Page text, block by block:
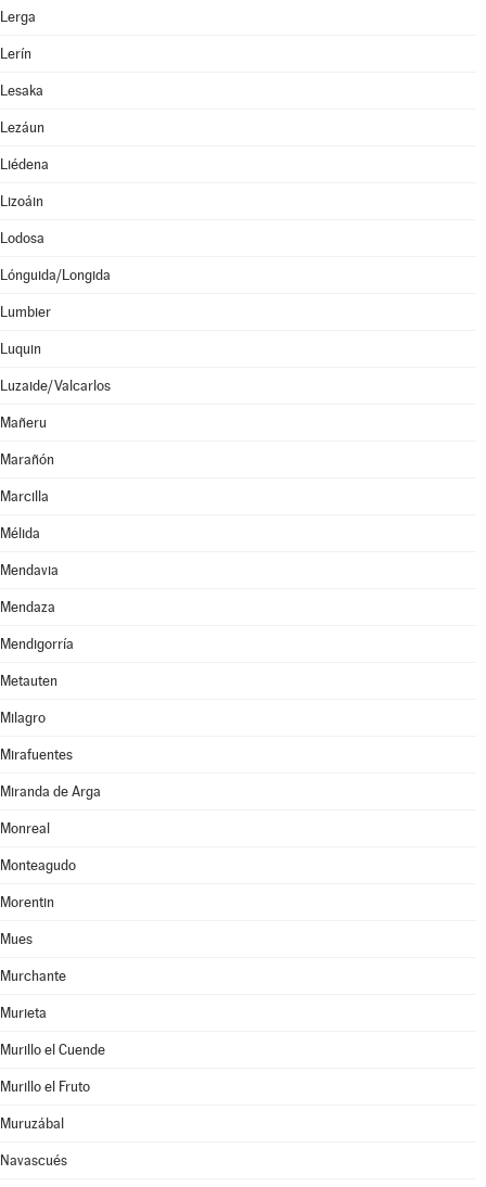
Lerga
Lerín
Lesaka
Lezáun
Liédena
Lizoáin
Lodosa
Lónguida/Longida
Lumbier
Luquin
Luzaide/Valcarlos
Mañeru
Marañón
Marcilla
Mélida
Mendavia
Mendaza
Mendigorría
Metauten
Milagro
Mirafuentes
Miranda de Arga
Monreal
Monteagudo
Morentin
Mues
Murchante
Murieta
Murillo el Cuende
Murillo el Fruto
Muruzábal
Navascués